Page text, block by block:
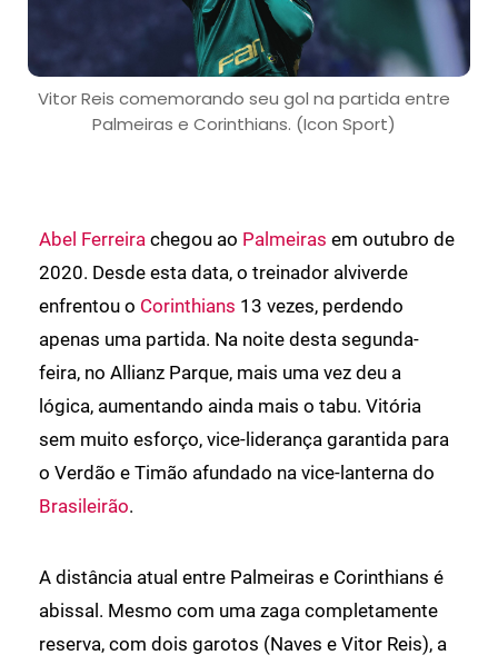
Vitor Reis comemorando seu gol na partida entre
Palmeiras e Corinthians. (Icon Sport)
Abel Ferreira chegou ao Palmeiras em outubro de
2020. Desde esta data, o treinador alviverde
enfrentou o Corinthians 13 vezes, perdendo
apenas uma partida. Na noite desta segunda-
feira, no Allianz Parque, mais uma vez deu a
lógica, aumentando ainda mais o tabu. Vitória
sem muito esforço, vice-liderança garantida para
o Verdão e Timão afundado na vice-lanterna do
Brasileirão.
A distância atual entre Palmeiras e Corinthians é
abissal. Mesmo com uma zaga completamente
reserva, com dois garotos (Naves e Vitor Reis), a